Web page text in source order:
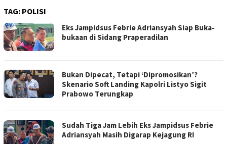
TAG: POLISI
Eks Jampidsus Febrie Adriansyah Siap Buka-
bukaan di Sidang Praperadilan
Bukan Dipecat, Tetapi ‘Dipromosikan’?
Skenario Soft Landing Kapolri Listyo Sigit
Prabowo Terungkap
Sudah Tiga Jam Lebih Eks Jampidsus Febrie
Adriansyah Masih Digarap Kejagung RI